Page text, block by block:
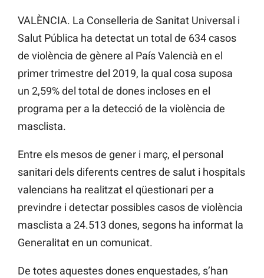
VALÈNCIA. La Conselleria de Sanitat Universal i
Salut Pública ha detectat un total de 634 casos
de violència de gènere al País Valencià en el
primer trimestre del 2019, la qual cosa suposa
un 2,59% del total de dones incloses en el
programa per a la detecció de la violència de
masclista.
Entre els mesos de gener i març, el personal
sanitari dels diferents centres de salut i hospitals
valencians ha realitzat el qüestionari per a
previndre i detectar possibles casos de violència
masclista a 24.513 dones, segons ha informat la
Generalitat en un comunicat.
De totes aquestes dones enquestades, s’han